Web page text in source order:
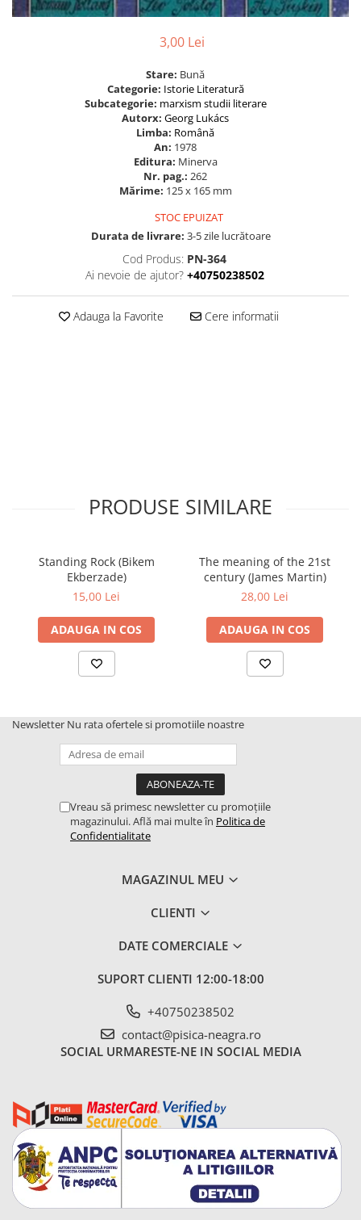
3,00 Lei
Stare: Bună
Categorie: Istorie Literatură
Subcategorie: marxism studii literare
Autorx: Georg Lukács
Limba: Română
An: 1978
Editura: Minerva
Nr. pag.: 262
Mărime: 125 x 165 mm
STOC EPUIZAT
Durata de livrare: 3-5 zile lucrătoare
Cod Produs: PN-364
Ai nevoie de ajutor? +40750238502
Adauga la Favorite Cere informatii
PRODUSE SIMILARE
Standing Rock (Bikem
Ekberzade)
15,00 Lei
ADAUGA IN COS
The meaning of the 21st
century (James Martin)
28,00 Lei
ADAUGA IN COS
Newsletter Nu rata ofertele si promotiile noastre
Vreau să primesc newsletter cu promoțiile
magazinului. Află mai multe în Politica de
Confidentialitate
MAGAZINUL MEU
CLIENTI
DATE COMERCIALE
SUPORT CLIENTI 12:00-18:00
+40750238502
contact@pisica-neagra.ro
SOCIAL URMARESTE-NE IN SOCIAL MEDIA